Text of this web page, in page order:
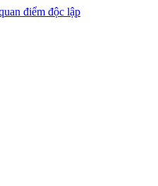
điểm độc lập